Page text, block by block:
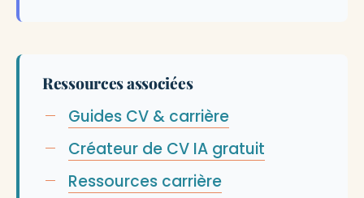
Ressources associées
Guides CV & carrière
Créateur de CV IA gratuit
Ressources carrière